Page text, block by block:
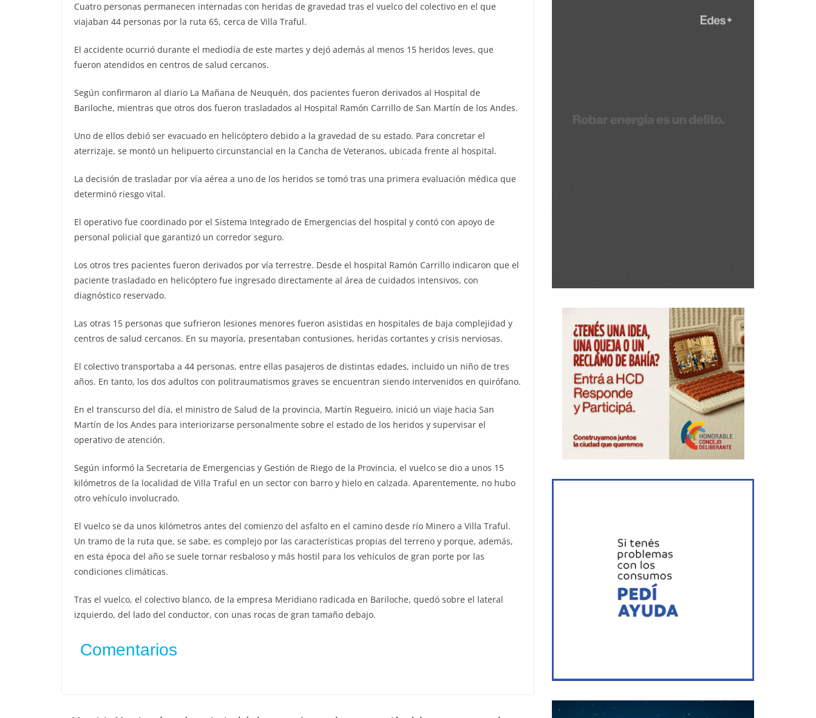
Cuatro personas permanecen internadas con heridas de gravedad tras el vuelco del colectivo en el que
viajaban 44 personas por la ruta 65, cerca de Villa Traful.
El accidente ocurrió durante el mediodía de este martes y dejó además al menos 15 heridos leves, que
fueron atendidos en centros de salud cercanos.
Según confirmaron al diario La Mañana de Neuquén, dos pacientes fueron derivados al Hospital de
Bariloche, mientras que otros dos fueron trasladados al Hospital Ramón Carrillo de San Martín de los Andes.
Uno de ellos debió ser evacuado en helicóptero debido a la gravedad de su estado. Para concretar el
aterrizaje, se montó un helipuerto circunstancial en la Cancha de Veteranos, ubicada frente al hospital.
La decisión de trasladar por vía aérea a uno de los heridos se tomó tras una primera evaluación médica que
determinó riesgo vital.
El operativo fue coordinado por el Sistema Integrado de Emergencias del hospital y contó con apoyo de
personal policial que garantizó un corredor seguro.
Los otros tres pacientes fueron derivados por vía terrestre. Desde el hospital Ramón Carrillo indicaron que el
paciente trasladado en helicóptero fue ingresado directamente al área de cuidados intensivos, con
diagnóstico reservado.
Las otras 15 personas que sufrieron lesiones menores fueron asistidas en hospitales de baja complejidad y
centros de salud cercanos. En su mayoría, presentaban contusiones, heridas cortantes y crisis nerviosas.
El colectivo transportaba a 44 personas, entre ellas pasajeros de distintas edades, incluido un niño de tres
años. En tanto, los dos adultos con politraumatismos graves se encuentran siendo intervenidos en quirófano.
En el transcurso del día, el ministro de Salud de la provincia, Martín Regueiro, inició un viaje hacia San
Martín de los Andes para interiorizarse personalmente sobre el estado de los heridos y supervisar el
operativo de atención.
Según informó la Secretaria de Emergencias y Gestión de Riego de la Provincia, el vuelco se dio a unos 15
kilómetros de la localidad de Villa Traful en un sector con barro y hielo en calzada. Aparentemente, no hubo
otro vehículo involucrado.
El vuelco se da unos kilómetros antes del comienzo del asfalto en el camino desde río Minero a Villa Traful.
Un tramo de la ruta que, se sabe, es complejo por las características propias del terreno y porque, además,
en esta época del año se suele tornar resbaloso y más hostil para los vehículos de gran porte por las
condiciones climáticas.
Tras el vuelco, el colectivo blanco, de la empresa Meridiano radicada en Bariloche, quedó sobre el lateral
izquierdo, del lado del conductor, con unas rocas de gran tamaño debajo.
Comentarios